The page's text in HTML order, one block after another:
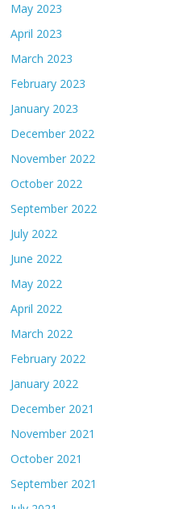
May 2023
April 2023
March 2023
February 2023
January 2023
December 2022
November 2022
October 2022
September 2022
July 2022
June 2022
May 2022
April 2022
March 2022
February 2022
January 2022
December 2021
November 2021
October 2021
September 2021